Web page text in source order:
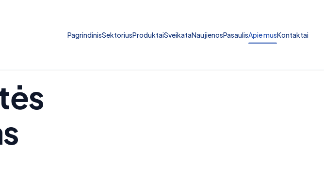
PagrindinisSektoriusProduktaiSveikataNaujienosPasaulisApie musKontaktai